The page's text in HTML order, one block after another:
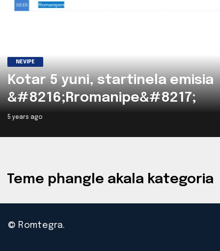
NEVIPE
Kotar 5 yuni, startinela emisia
&#8216;Rromanipe&#8217;
ano RTS 2 pe romani thay
srbyuni qhib
5 years ago
Teme phangle akala kategoria
© Romtegra.